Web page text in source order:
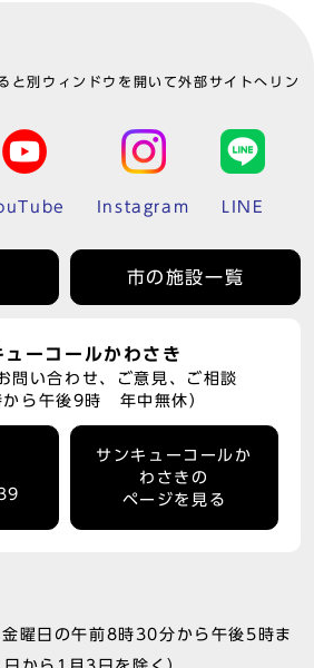
と別ウィンドウを開いて外部サイトへリン
Instagram LINE
市の施設一覧
ューコールかわさき
問い合わせ、ご意見、ご相談
から午後9時 年中無休）
サンキューコールか
わさきの
ページを見る
曜日の午前8時30分から午後5時ま